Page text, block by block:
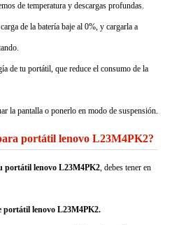
de temperatura y descargas profundas.
de la batería baje al 0%, y cargarla a
de tu portátil, que reduce el consumo de la
la pantalla o ponerlo en modo de suspensión.
portátil lenovo L23M4PK2?
portátil lenovo L23M4PK2, debes tener en
portátil lenovo L23M4PK2.